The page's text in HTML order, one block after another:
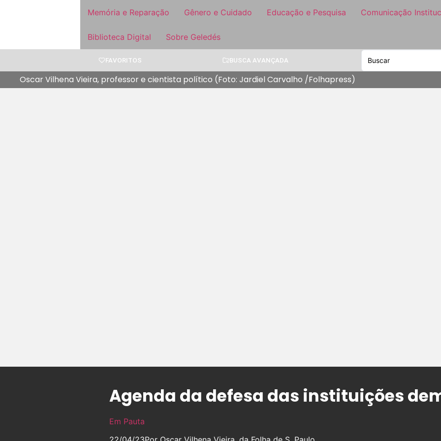
Memória e Reparação Gênero e Cuidado Educação e Pesquisa Comunicação
Biblioteca Digital Sobre Geledés
FAVORITOS BUSCA AVANÇADA
Oscar Vilhena Vieira, professor e cientista político (Foto: Jardiel Carvalho /Folhapress)
Agenda da defesa das instituições
Em Pauta